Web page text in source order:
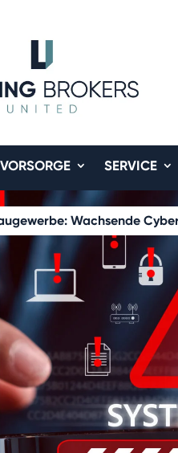
VORSORGE SERVICE
Wachsende